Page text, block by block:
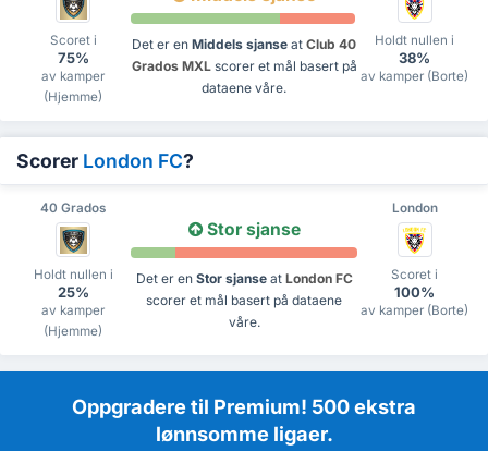
Scoret i
75%
av kamper
(Hjemme)
Det er en Middels sjanse at Club 40
Grados MXLscorer et mål basert på
dataene våre.
Holdt nullen i
38%
av kamper (Borte)
Scorer London FC?
40 Grados London
Holdt nullen i
25%
av kamper
(Hjemme)
Stor sjanse
Det er en Stor sjanseat London FC
scorer et mål basert på dataene
våre.
Scoret i
100%
av kamper (Borte)
Oppgradere til Premium! 500 ekstra
lønnsomme ligaer.